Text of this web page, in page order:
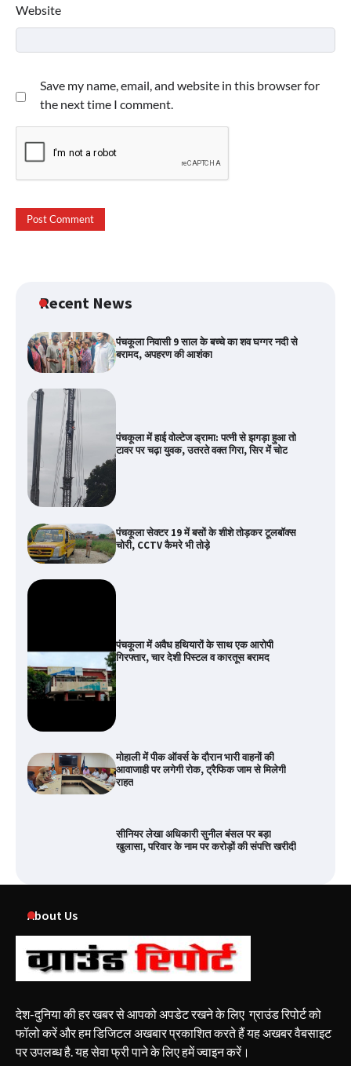
Website
Save my name, email, and website in this browser for
the next time I comment.
Recent News
पंचकूला निवासी 9 साल के बच्चे का शव घग्गर नदी से
बरामद, अपहरण की आशंका
पंचकूला में हाई वोल्टेज ड्रामा: पत्नी से झगड़ा हुआ तो
टावर पर चढ़ा युवक, उतरते वक्त गिरा, सिर में चोट
पंचकूला सेक्टर 19 में बसों के शीशे तोड़कर टूलबॉक्स
चोरी, CCTV कैमरे भी तोड़े
पंचकूला में अवैध हथियारों के साथ एक आरोपी
गिरफ्तार, चार देशी पिस्टल व कारतूस बरामद
मोहाली में पीक ऑवर्स के दौरान भारी वाहनों की
आवाजाही पर लगेगी रोक, ट्रैफिक जाम से मिलेगी
राहत
सीनियर लेखा अधिकारी सुनील बंसल पर बड़ा
खुलासा, परिवार के नाम पर करोड़ों की संपत्ति खरीदी
About Us
देश-दुनिया की हर खबर से आपको अपडेट रखने के लिए ग्राउंड रिपोर्ट को
फॉलो करें और हम डिजिटल अखबार प्रकाशित करते हैं यह अखबर वैबसाइट
पर उपलब्ध है. यह सेवा फ्री पाने के लिए हमें ज्वाइन करें।